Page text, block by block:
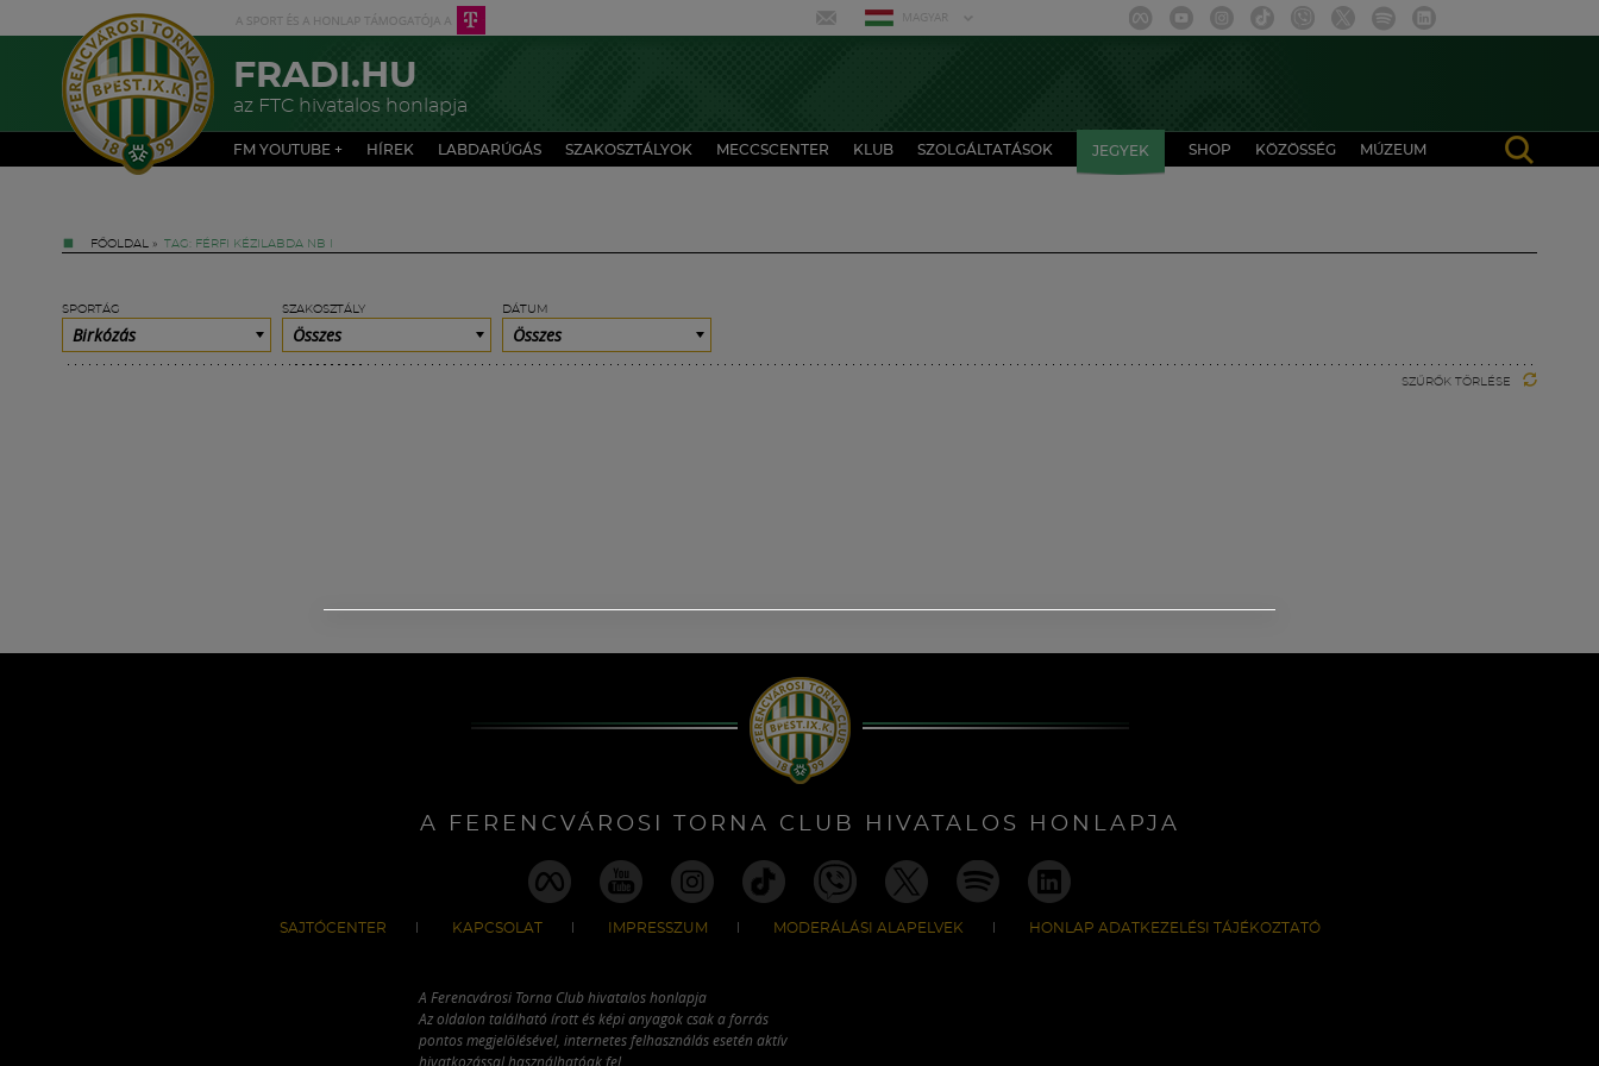
MAGYAR
FRADI.HU
az FTC hivatalos honlapja
FM YOUTUBE + HÍREK LABDARÚGÁS SZAKOSZTÁLYOK MECCSCENTER KLUB SZOLGÁLTATÁSOK JEGYEK SHOP KÖZÖSSÉG MÚZEUM
FŐOLDAL » TAG: FÉRFI KÉZILABDA NB I
SPORTÁG
Birkózás
SZAKOSZTÁLY
Összes
DÁTUM
Összes
SZŰRŐK TÖRLÉSE
A FERENCVÁROSI TORNA CLUB HIVATALOS HONLAPJA
SAJTÓCENTER KAPCSOLAT IMPRESSZUM MODERÁLÁSI ALAPELVEK HONLAP ADATKEZELÉSI TÁJÉKOZTATÓ
A Ferencvárosi Torna Club hivatalos honlapja
Az oldalon található írott és képi anyagok csak a forrás
pontos megjelölésével, internetes felhasználás esetén aktív
hivatkozással használhatóak fel.